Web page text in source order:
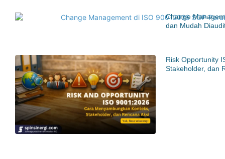
Change
dan Mudah
Risk Opportunity
Stakeholder, dan